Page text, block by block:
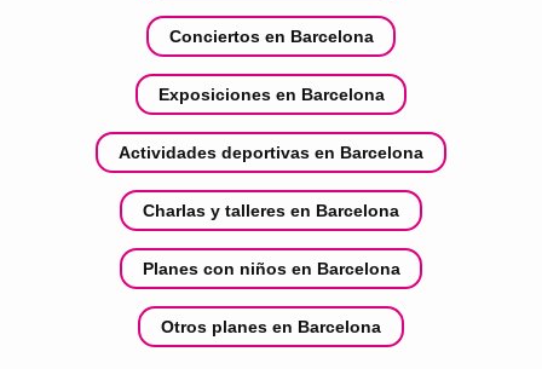
Conciertos en Barcelona
Exposiciones en Barcelona
Actividades deportivas en Barcelona
Charlas y talleres en Barcelona
Planes con niños en Barcelona
Otros planes en Barcelona